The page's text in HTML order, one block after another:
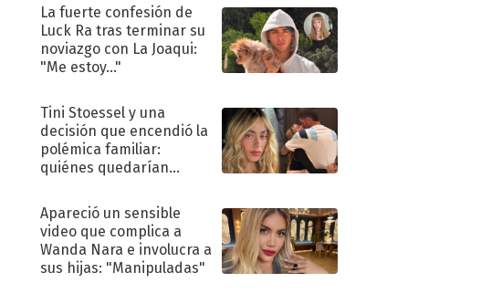
La fuerte confesión de
Luck Ra tras terminar su
noviazgo con La Joaqui:
"Me estoy..."
Tini Stoessel y una
decisión que encendió la
polémica familiar:
quiénes quedarían
Apareció un sensible
video que complica a
Wanda Nara e involucra a
sus hijas: "Manipuladas"